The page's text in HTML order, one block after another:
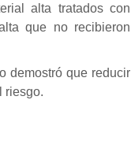
alta tratados con
que no recibieron
demostró que reducir
riesgo.